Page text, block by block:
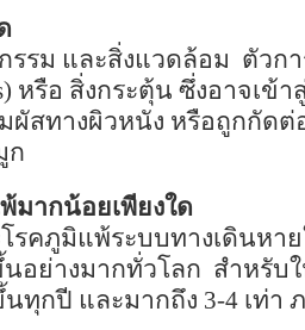
รรม และสิ่งแวดล้อม ตัวก
หรือ สิ่งกระตุ้น ซึ่งอาจเข้า
ผัสทางผิวหนัง หรือถูกกัดต่
ก
มากน้อยเพียงใด
คภูมิแพ้ระบบทางเดินหา
อย่างมากทั่วโลก สำหรับ
ทุกปี และมากถึง 3-4 เท่า